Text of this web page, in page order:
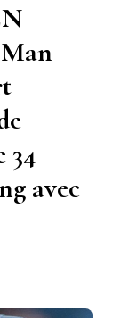
34
avec